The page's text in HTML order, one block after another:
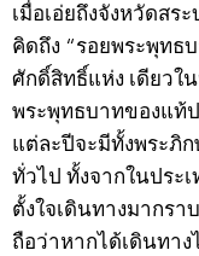
เมื่อเอ่ยถึงจังหวัดสร
คิดถึง “รอยพระพุทธ
ศักดิ์สิทธิ์แห่ง เดียวใ
พระพุทธบาทของแท้
แต่ละปีจะมีทั้งพระภิ
ทั่วไป ทั้งจากในประ
ตั้งใจเดินทางมากรา
ถือว่าหากได้เดินทาง